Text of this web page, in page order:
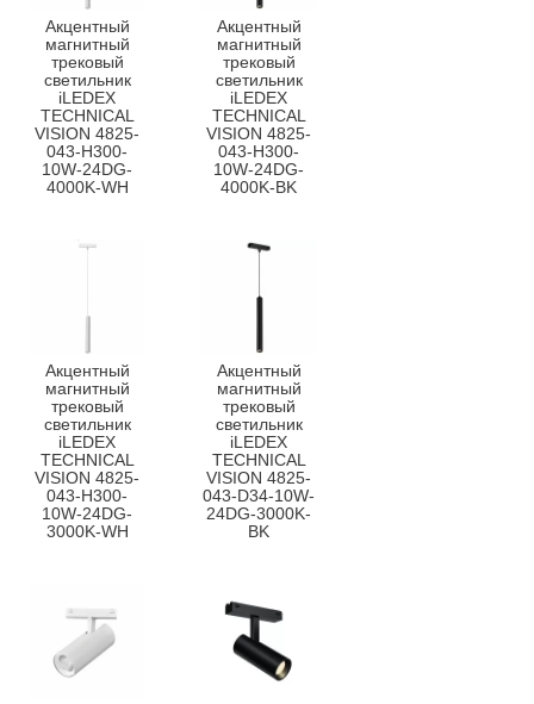
Акцентный
магнитный
трековый
светильник
iLEDEX
TECHNICAL
VISION 4825-
043-H300-
10W-24DG-
4000K-WH
Акцентный
магнитный
трековый
светильник
iLEDEX
TECHNICAL
VISION 4825-
043-H300-
10W-24DG-
4000K-BK
Акцентный
магнитный
трековый
светильник
iLEDEX
TECHNICAL
VISION 4825-
043-H300-
10W-24DG-
3000K-WH
Акцентный
магнитный
трековый
светильник
iLEDEX
TECHNICAL
VISION 4825-
043-D34-10W-
24DG-3000K-
BK